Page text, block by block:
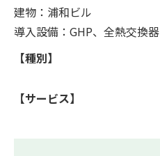
建物：浦和ビル
導入設備：GHP、全熱交換器
【種別】
【サービス】